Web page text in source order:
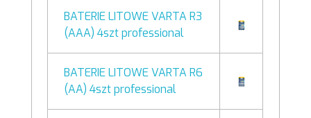
BATERIE LITOWE VARTA R3
(AAA) 4szt professional
BATERIE LITOWE VARTA R6
(AA) 4szt professional